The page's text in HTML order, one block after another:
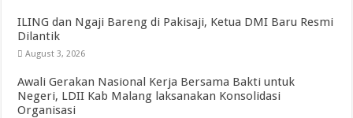
ILING dan Ngaji Bareng di Pakisaji, Ketua DMI Baru Resmi
Dilantik
August 3, 2026
Awali Gerakan Nasional Kerja Bersama Bakti untuk
Negeri, LDII Kab Malang laksanakan Konsolidasi
Organisasi